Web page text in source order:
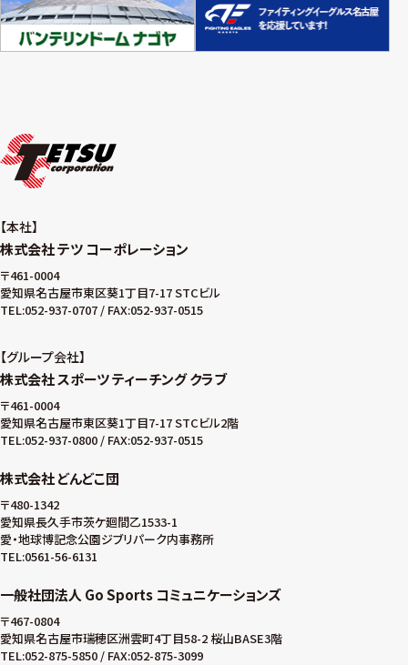
本社
株式会社 テツ コーポレーション
〒461-0004
愛知県名古屋市東区葵1丁目7-17 STCビル
TEL:052-937-0707 / FAX:052-937-0515
グループ会社
株式会社 スポーツ ティーチング クラブ
〒461-0004
愛知県名古屋市東区葵1丁目7-17 STCビル2階
TEL:052-937-0800 / FAX:052-937-0515
株式会社 どんどこ団
〒480-1342
愛知県長久手市茨ケ廻間乙1533-1
愛・地球博記念公園ジブリパーク内事務所
TEL:0561-56-6131
一般社団法人 Go Sports コミュニケーションズ
〒467-0804
愛知県名古屋市瑞穂区洲雲町4丁目58-2 桜山BASE3階
TEL:052-875-5850 / FAX:052-875-3099